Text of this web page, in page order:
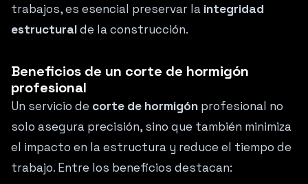
trabajos, es esencial preservar la integridad
estructuralde la construcción.
Beneficios de un corte de hormigón
profesional
Un servicio de corte de hormigón profesional no
solo asegura precisión, sino que también minimiza
el impacto en la estructura y reduce el tiempo de
trabajo. Entre los beneficios destacan: